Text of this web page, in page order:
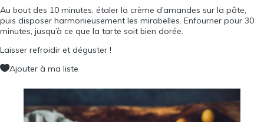
Au bout des 10 minutes, étaler la crème d’amandes sur la pâte,
puis disposer harmonieusement les mirabelles. Enfourner pour 30
minutes, jusqu’à ce que la tarte soit bien dorée.
Laisser refroidir et déguster !
Ajouter à ma liste